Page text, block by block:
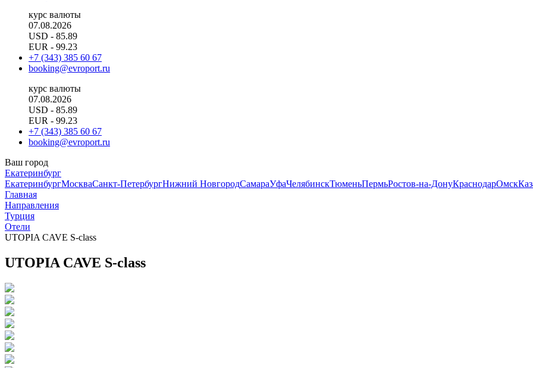
курс валюты
07.08.2026
USD - 85.89
EUR - 99.23
+7 (343) 385 60 67
booking@evroport.ru
курс валюты
07.08.2026
USD - 85.89
EUR - 99.23
+7 (343) 385 60 67
booking@evroport.ru
Ваш город
Екатеринбург
ЕкатеринбургМоскваСанкт-ПетербургНижний НовгородСамараУфаЧелябинскТюменьПермьРостов-на-ДонуКраснодарОмск
Главная
Направления
Турция
Отели
UTOPIA CAVE S-class
UTOPIA CAVE S-class